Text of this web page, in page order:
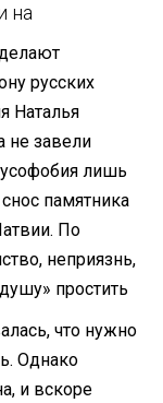
на
русских
Наталья
не завели
лишь
памятника
По
неприязнь,
простить
что нужно
Однако
и вскоре